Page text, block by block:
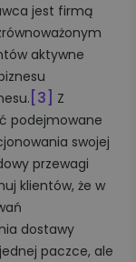
jest firmą
aktywne
[3] Z
podejmowane
swojej
przewagi
klientów, że w
dostawy
paczce, ale